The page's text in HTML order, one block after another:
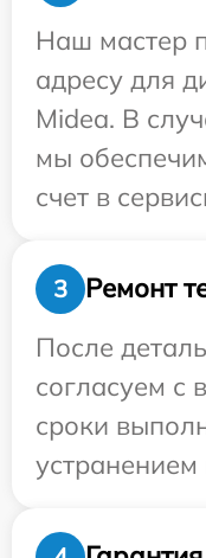
Наш мастер
адресу для
Midea. В
мы
счет в
3
Ремонт
После
согласуем с
сроки